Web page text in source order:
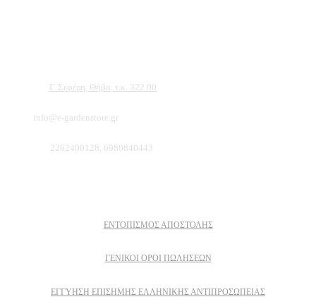
Γ. Σεφέρη, Θήβα, τ.κ. 322 00
info@e-gardenstore.gr
2262400128, 6980840443
ΕΝΤΟΠΙΣΜΟΣ ΑΠΟΣΤΟΛΗΣ
ΓΕΝΙΚΟΙ ΟΡΟΙ ΠΩΛΗΣΕΩΝ
ΕΓΓΎΗΣΗ ΕΠΊΣΗΜΗΣ ΕΛΛΗΝΙΚΉΣ ΑΝΤΙΠΡΟΣΩΠΕΊΑΣ